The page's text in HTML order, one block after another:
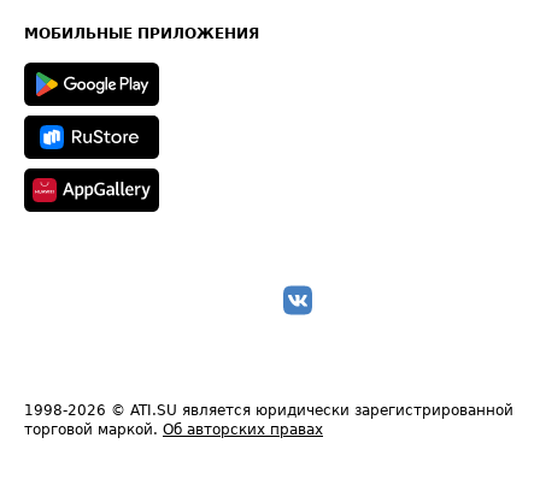
Техническая информация
МОБИЛЬНЫЕ ПРИЛОЖЕНИЯ
1998-2026 © ATI.SU является юридически зарегистрированной
торговой маркой. Об авторских правах